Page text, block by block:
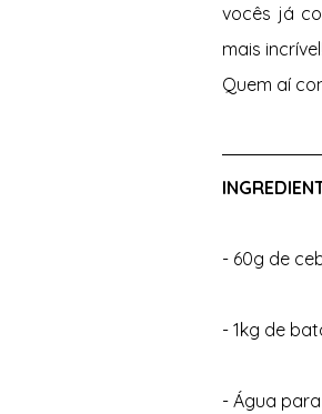
vocês já
mais incrível!
Quem aí
- 60g de
- 1kg de
- Água